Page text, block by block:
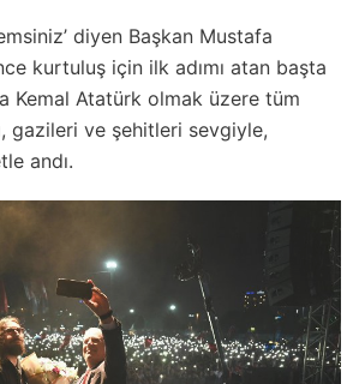
diyen Başkan Mustafa
kurtuluş için ilk adımı atan başta
Kemal Atatürk olmak üzere tüm
gazileri ve şehitleri sevgiyle,
andı.